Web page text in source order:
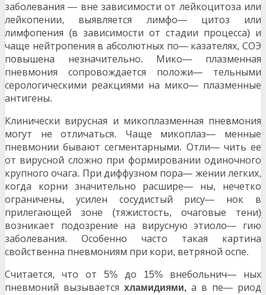
заболевания— вне зависимости от лейкоцитоза или
лейкопении, выявляется лимфо—цитоз или
лимфопения
(в зависимости от стадии процесса) и
чаще нейтропения в абсолютных по—казателях,СОЭ
повышена незначительно. Мико—
плазменная
пневмония сопровождается положи—
тельными
серологическими реакциями на мико— плазменные
антигены.
Клинически вирусная и микоплазменная пневмония
могут не отличаться. Чаще микоплаз—
менные
пневмонии бывают сегментарными. Отли—чить ее
от вирусной сложно при формировании одиночного
крупного очага. При диффузном пора— жении легких,
когда корни значительно расшире— ны, нечетко
ограничены, усилен сосудистый рису—
нок в
прилегающей зоне
(тяжистость, очаговые тени)
возникает подозрение на вирусную этиоло—
гию
заболевания. Особенно часто такая картина
свойственна пневмониям при кори, ветряной оспе.
Считается, что от 5% до 15% внебольнич—
ных
пневмоний вызывается хламидиями, а в пе— риод